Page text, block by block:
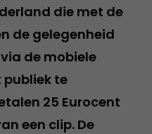
die met de
de gelegenheid
de mobiele
te
25 Eurocent
een clip. De